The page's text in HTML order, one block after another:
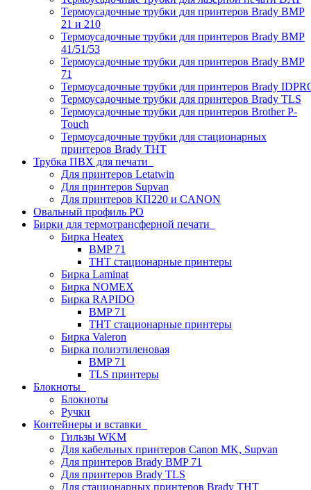
Термоусадочные трубки для принтеров Brady BMP
21 и 210
Термоусадочные трубки для принтеров Brady BMP
41/51/53
Термоусадочные трубки для принтеров Brady BMP
71
Термоусадочные трубки для принтеров Brady
Термоусадочные трубки для принтеров Brady TLS
Термоусадочные трубки для принтеров Brother P-
Touch
Термоусадочные трубки для стационарных
принтеров Brady THT
Трубка ПВХ для печати
Для принтеров Letatwin
Для принтеров Supvan
Для принтеров КП220 и CANON
Овальный профиль PO
Бирки для термотрансферной печати
Бирка Heatex
BMP 71
THT стационарные принтеры
Бирка Laminat
Бирка NOMEX
Бирка RAPIDO
BMP 71
THT стационарные принтеры
Бирка Valeron
Бирка полиэтиленовая
BMP 71
TLS принтеры
Блокноты
Блокноты
Ручки
Контейнеры и вставки
Гильзы WKM
Для кабельных принтеров Canon MK, Supvan
Для принтеров Brady BMP 71
Для принтеров Brady TLS
Для стационарных принтеров Brady THT